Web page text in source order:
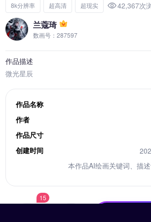
8k分辨率 超高清 超现实 42,367次
兰蔻琦
数画号：287597
作品描述
微光星辰
作品名称
作者
作品尺寸
创建时间
本作品AI绘画关键词、描
15